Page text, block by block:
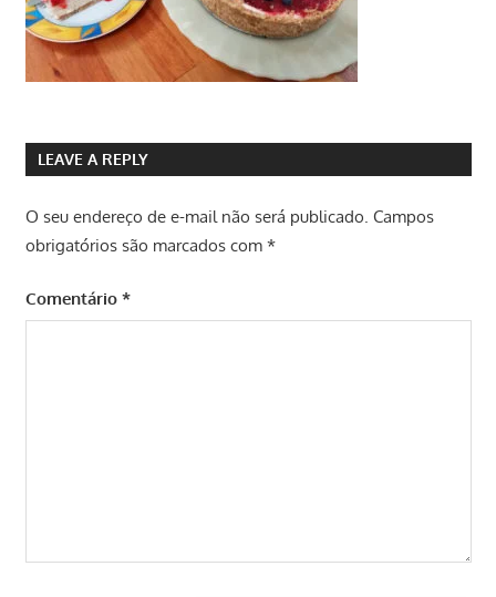
LEAVE A REPLY
O seu endereço de e-mail não será publicado. Campos
obrigatórios são marcados com *
Comentário *